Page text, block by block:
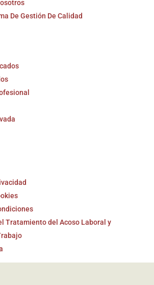
De Gestión De Calidad
Tratamiento del Acoso Laboral y